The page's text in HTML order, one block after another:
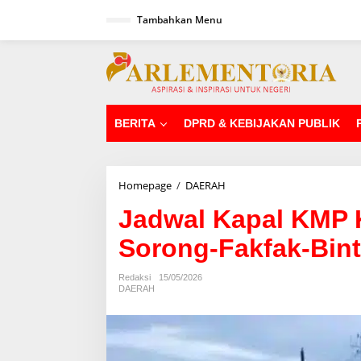
Tambahkan Menu
BERITA DPRD & KEBIJAKAN PUBLIK
Homepage / DAERAH
d
w
a
a
K
Jadwal Kapal KMP
Sorong-Fakfak-
Redaksi
15/05/2026
DAERAH